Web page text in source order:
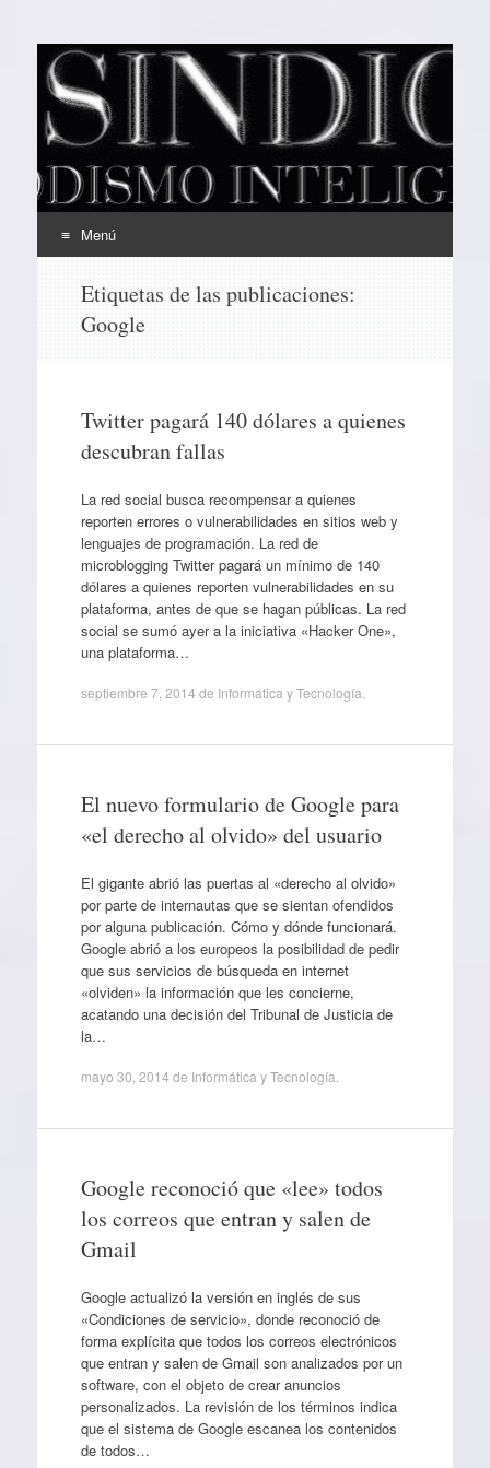
EL SINDICAL
Periodismo Inteligente
Menú
contenido
Etiquetas de las publicaciones:
Google
Twitter pagará 140 dólares a quienes
descubran fallas
La red social busca recompensar a quienes
reporten errores o vulnerabilidades en sitios web y
lenguajes de programación. La red de
microblogging Twitter pagará un mínimo de 140
dólares a quienes reporten vulnerabilidades en su
plataforma, antes de que se hagan públicas. La red
social se sumó ayer a la iniciativa «Hacker One»,
una plataforma…
septiembre 7, 2014 de Informática y Tecnología
El nuevo formulario de Google para
«el derecho al olvido» del usuario
El gigante abrió las puertas al «derecho al olvido»
por parte de internautas que se sientan ofendidos
por alguna publicación. Cómo y dónde funcionará.
Google abrió a los europeos la posibilidad de pedir
que sus servicios de búsqueda en internet
«olviden» la información que les concierne,
acatando una decisión del Tribunal de Justicia de
la…
mayo 30, 2014 de Informática y Tecnología
Google reconoció que «lee» todos
los correos que entran y salen de
Gmail
Google actualizó la versión en inglés de sus
«Condiciones de servicio», donde reconoció de
forma explícita que todos los correos electrónicos
que entran y salen de Gmail son analizados por un
software, con el objeto de crear anuncios
personalizados. La revisión de los términos indica
que el sistema de Google escanea los contenidos
de todos…